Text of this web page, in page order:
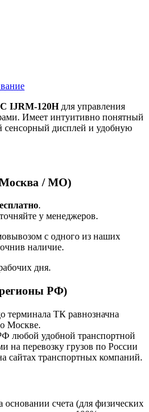
IJRM-120Hдля управления
Имеет интуитивно понятный
дисплей и удобную
/ МО)
.
у менеджеров.
с одного из наших
наличие.
дня.
РФ)
терминала ТК равнозначна
Москве.
любой удобной транспортной
на перевозку грузов по России
сайтах транспортных компаний.
основании счета (для физических